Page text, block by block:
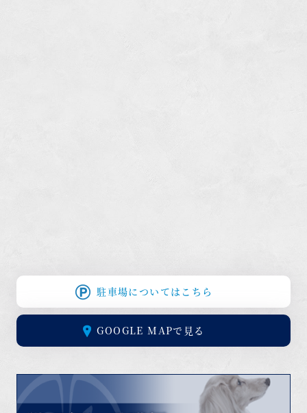
駐車場についてはこちら
GOOGLE MAPで見る